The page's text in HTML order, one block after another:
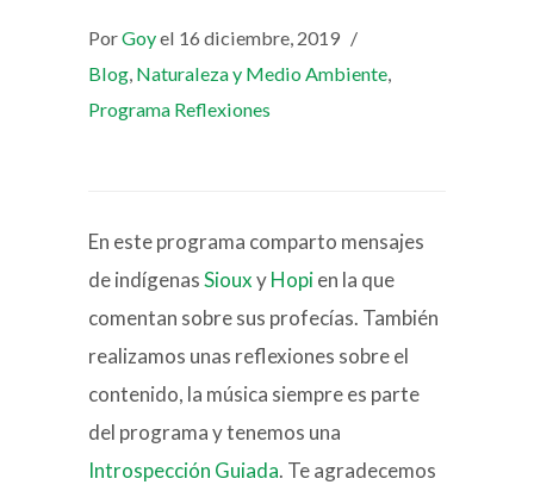
PorGoyel 16 diciembre, 2019 /
Blog, Naturaleza y Medio Ambiente,
Programa Reflexiones
En este programa comparto mensajes
de indígenasSiouxyHopien la que
comentan sobre sus profecías. También
realizamos unas reflexiones sobre el
contenido, la música siempre es parte
del programa y tenemos una
Introspección Guiada. Te agradecemos